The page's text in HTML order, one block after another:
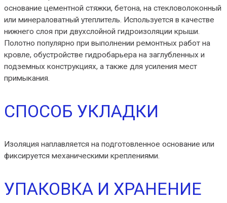
основание цементной стяжки, бетона, на стекловолоконный
или минераловатный утеплитель. Используется в качестве
нижнего слоя при двухслойной гидроизоляции крыши.
Полотно популярно при выполнении ремонтных работ на
кровле, обустройстве гидробарьера на заглубленных и
подземных конструкциях, а также для усиления мест
примыкания.
СПОСОБ УКЛАДКИ
Изоляция наплавляется на подготовленное основание или
фиксируется механическими креплениями.
УПАКОВКА И ХРАНЕНИЕ